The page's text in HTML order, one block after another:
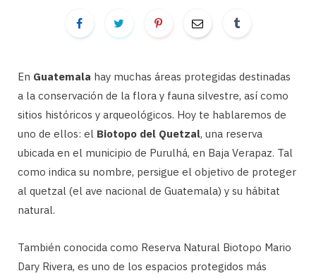
En Guatemala hay muchas áreas protegidas destinadas
a la conservación de la flora y fauna silvestre, así como
sitios históricos y arqueológicos. Hoy te hablaremos de
uno de ellos: el Biotopo del Quetzal, una reserva
ubicada en el municipio de Purulhá, en Baja Verapaz. Tal
como indica su nombre, persigue el objetivo de proteger
al quetzal (el ave nacional de Guatemala) y su hábitat
natural.
También conocida como Reserva Natural Biotopo Mario
Dary Rivera, es uno de los espacios protegidos más